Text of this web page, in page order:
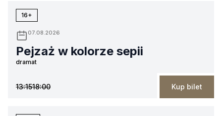
16+
07.08.2026
Pejzaż w kolorze sepii
dramat
13:1518:00 Kup bilet